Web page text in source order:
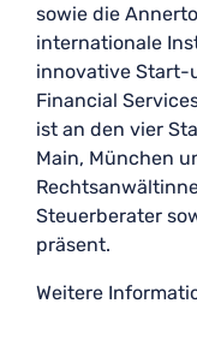
sowie die
internationale
innovative Start-
Financial
ist an den vier
Main, München
Steuerberater
präsent.
Weitere